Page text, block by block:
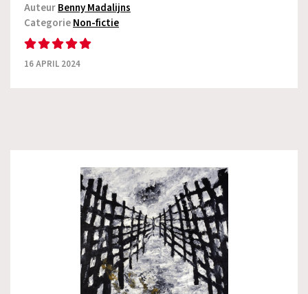
AuteurBenny Madalijns
CategorieNon-fictie
16 APRIL 2024